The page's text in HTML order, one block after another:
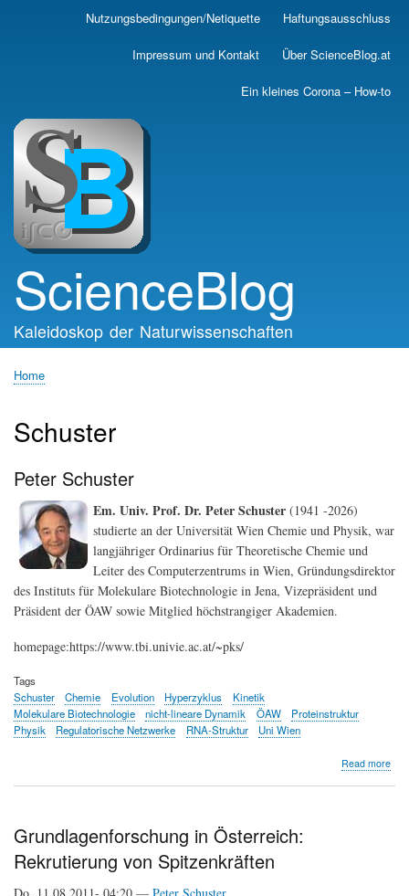
Skip
main
Nutzungsbedingungen/Netiquette Haftungsausschluss
Impressum und Kontakt Über ScienceBlog.at
Ein kleines Corona – How-to
ScienceBlog
Kaleidoskop der Naturwissenschaften
Home
Schuster
Peter Schuster
Em. Univ. Prof. Dr. Peter Schuster (1941 -2026)
studierte an der Universität Wien Chemie und Physik, war
langjähriger Ordinarius für Theoretische Chemie und
Leiter des Computerzentrums in Wien, Gründungsdirektor
des Instituts für Molekulare Biotechnologie in Jena, Vizepräsident und
Präsident der ÖAW sowie Mitglied höchstrangiger Akademien.
homepage:https://www.tbi.univie.ac.at/~pks/
Tags
Schuster
Chemie Evolution Hyperzyklus
Kinetik
Molekulare Biotechnologie
nicht-lineare Dynamik ÖAW
Proteinstruktur
Physik
Regulatorische Netzwerke RNA-Struktur Uni Wien
Read more
Grundlagenforschung in Österreich:
Rekrutierung von Spitzenkräften